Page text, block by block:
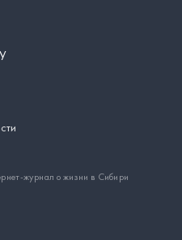
журнал о жизни в Сибири